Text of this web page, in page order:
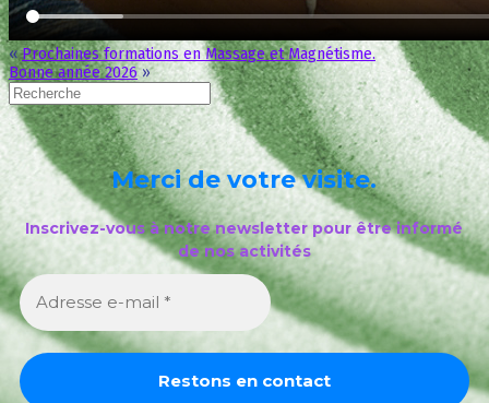
«Prochaines formations en Massage et Magnétisme.
Bonne année 2026»
Merci de votre visite.
Inscrivez-vous à notre newsletter pour être informé
de nos activités